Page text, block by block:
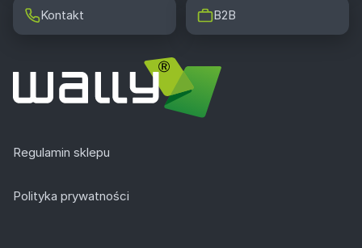
Kontakt B2B
Regulamin sklepu
Polityka prywatności